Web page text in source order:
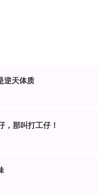
逆天体质
，那叫打工仔！